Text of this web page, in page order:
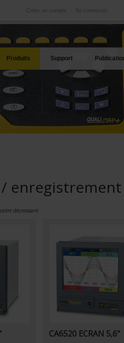
Se connecter
Créer un compte
Nos meilleures offres
Produits Support
enregistrement
décroissant
CA6520 ECRAN 5,6"